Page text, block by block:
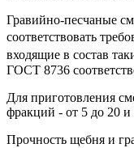
Гравийно-песчаные
соответствовать
входящие в состав
ГОСТ 8736
Для приготовления
фракций - от 5 до 20 и
Прочность щебня и